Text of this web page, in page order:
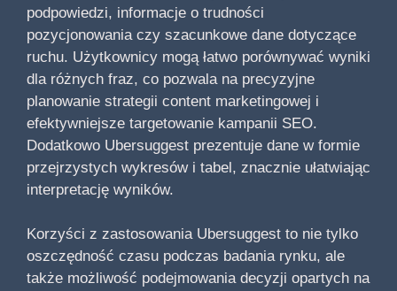
podpowiedzi, informacje o trudności
pozycjonowania czy szacunkowe dane dotyczące
ruchu. Użytkownicy mogą łatwo porównywać wyniki
dla różnych fraz, co pozwala na precyzyjne
planowanie strategii content marketingowej i
efektywniejsze targetowanie kampanii SEO.
Dodatkowo Ubersuggest prezentuje dane w formie
przejrzystych wykresów i tabel, znacznie ułatwiając
interpretację wyników.
Korzyści z zastosowania Ubersuggest to nie tylko
oszczędność czasu podczas badania rynku, ale
także możliwość podejmowania decyzji opartych na